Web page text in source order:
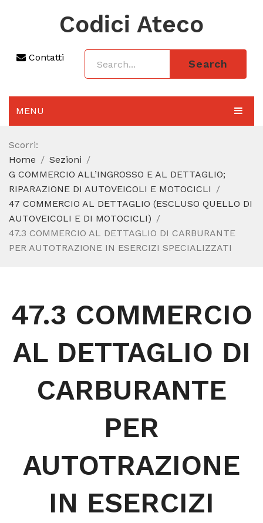
Codici Ateco
Contatti
Search
MENU
AGGIORNAMENTO 2025
SEZIONI
CODICE ATECO A COSA SERVE
CODICE FISCALE
Scorri:
Home
Sezioni
G COMMERCIO ALL’INGROSSO E AL DETTAGLIO;
RIPARAZIONE DI AUTOVEICOLI E MOTOCICLI
47 COMMERCIO AL DETTAGLIO (ESCLUSO QUELLO DI
AUTOVEICOLI E DI MOTOCICLI)
47.3 COMMERCIO AL DETTAGLIO DI CARBURANTE
PER AUTOTRAZIONE IN ESERCIZI SPECIALIZZATI
47.3 COMMERCIO
AL DETTAGLIO DI
CARBURANTE
PER
AUTOTRAZIONE
IN ESERCIZI